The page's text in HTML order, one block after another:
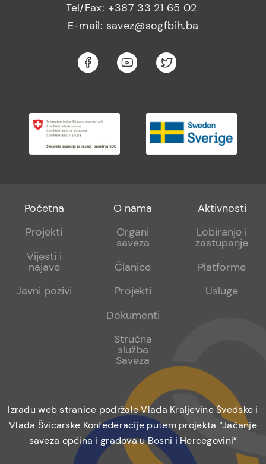
Tel/Fax: +387 33 21 65 02
E-mail: savez@sogfbih.ba
Footer
menu
Početna
Projekti
Vijesti i
najave
Javni pozivi
Footer
sub
O nama
Organi
saveza
Članice
Projekti
Dokumenti
Stručna
služba
Saveza
Footer
sub
Aktivnosti
Lobiranje i
zastupanje
Platforme
Usluge
Izradu web stranice podržale Vlada Kraljevine Švedske i
Vlada Švicarske Konfederacije putem projekta “Jačanje
saveza općina i gradova u Bosni i Hercegovini”